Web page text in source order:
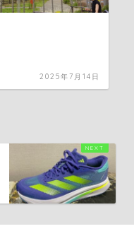
2025年7月14日